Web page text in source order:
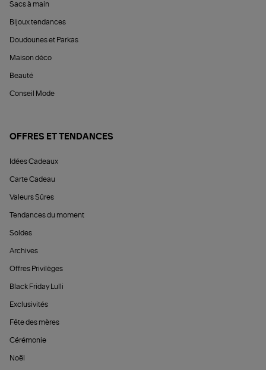
Sacs à main
Bijoux tendances
Doudounes et Parkas
Maison déco
Beauté
Conseil Mode
OFFRES ET TENDANCES
Idées Cadeaux
Carte Cadeau
Valeurs Sûres
Tendances du moment
Soldes
Archives
Offres Privilèges
Black Friday Lulli
Exclusivités
Fête des mères
Cérémonie
Noël